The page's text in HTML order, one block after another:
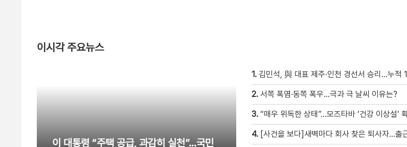
이시각 주요뉴스
이 대통령 “주택 공급, 과감히 실천”…국민
1. 김민석, 與 대표 제주·인천 경선서 승리…누적
2. 서쪽 폭염·동쪽 폭우…극과 극 날씨 이유는?
3. “매우 위독한 상태”…모즈타바 ‘건강 이상설’
4. [사건을 보다]새벽마다 회사 찾은 퇴사자…출